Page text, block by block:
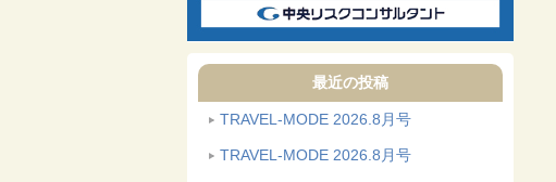
最近の投稿
TRAVEL-MODE 2026.8月号
TRAVEL-MODE 2026.8月号